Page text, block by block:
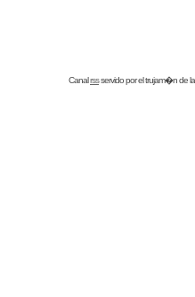
Canalrssservido por eltrujam�nde